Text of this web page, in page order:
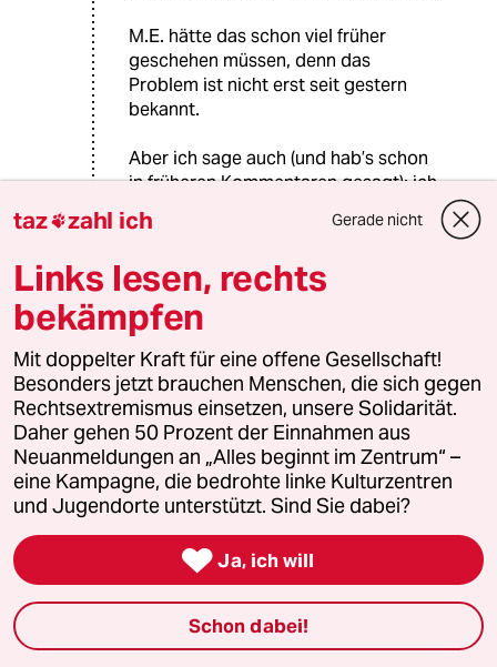
M.E. hätte das schon viel früher
geschehen müssen, denn das
Problem ist nicht erst seit gestern
bekannt.
Aber ich sage auch (und hab’s schon
in früheren Kommentaren gesagt): ich
vermisse eine
gesamtgesellschaftliche
kritisiere die Art und Weise, wie über
Antisemitismus und das deutsche
Verhältnis zu Israel gesprochen wird.
Das hat Methode und wird durch die
Auffassung, Solidarität mit Israel sei
Staatsräson, noch gefördert. Die
Bevölkerung muss sich dann nämlich
NICHT mehr damit
auseinandersetzen, nach dem Motti:
Affe tot, Klappe zu.
Antisemitismus ist dann lediglich ein
randständiges Problem für Die Linke
oder Muslime.
Angesichts des in Israel inzwischen
taz zahl ich Gerade nicht
Links lesen, rechts
bekämpfen
Mit doppelter Kraft für eine offene Gesellschaft!
Besonders jetzt brauchen Menschen, die sich gegen
Rechtsextremismus einsetzen, unsere Solidarität.
Daher gehen 50 Prozent der Einnahmen aus
Neuanmeldungen an „Alles beginnt im Zentrum“ –
eine Kampagne, die bedrohte linke Kulturzentren
und Jugendorte unterstützt. Sind Sie dabei?
 Ja, ich will
Schon dabei!